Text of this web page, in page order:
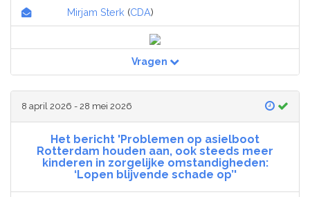
Mirjam Sterk (CDA)
Vragen
8 april 2026 - 28 mei 2026
Het bericht 'Problemen op asielboot
Rotterdam houden aan, ook steeds meer
kinderen in zorgelijke omstandigheden:
‘Lopen blijvende schade op’'